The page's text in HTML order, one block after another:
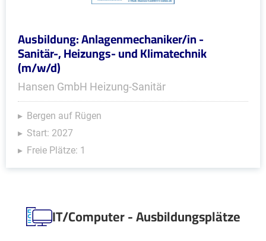
Ausbildung: Anlagenmechaniker/in -
Sanitär-, Heizungs- und Klimatechnik
(m/w/d)
Hansen GmbH Heizung-Sanitär
Bergen auf Rügen
Start: 2027
Freie Plätze: 1
IT/Computer - Ausbildungsplätze